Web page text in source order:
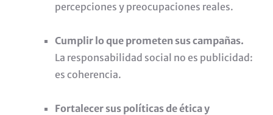
percepciones y preocupaciones reales.
Cumplir lo que prometen sus campañas.
La responsabilidad social no es publicidad:
es coherencia.
Fortalecer sus políticas de ética y